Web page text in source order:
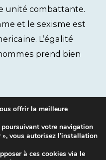
unité combattante.
et le sexisme est
L’égalité
prend bien
offrir la meilleure
votre navigation
vous autorisez l’installation
à ces cookies via le